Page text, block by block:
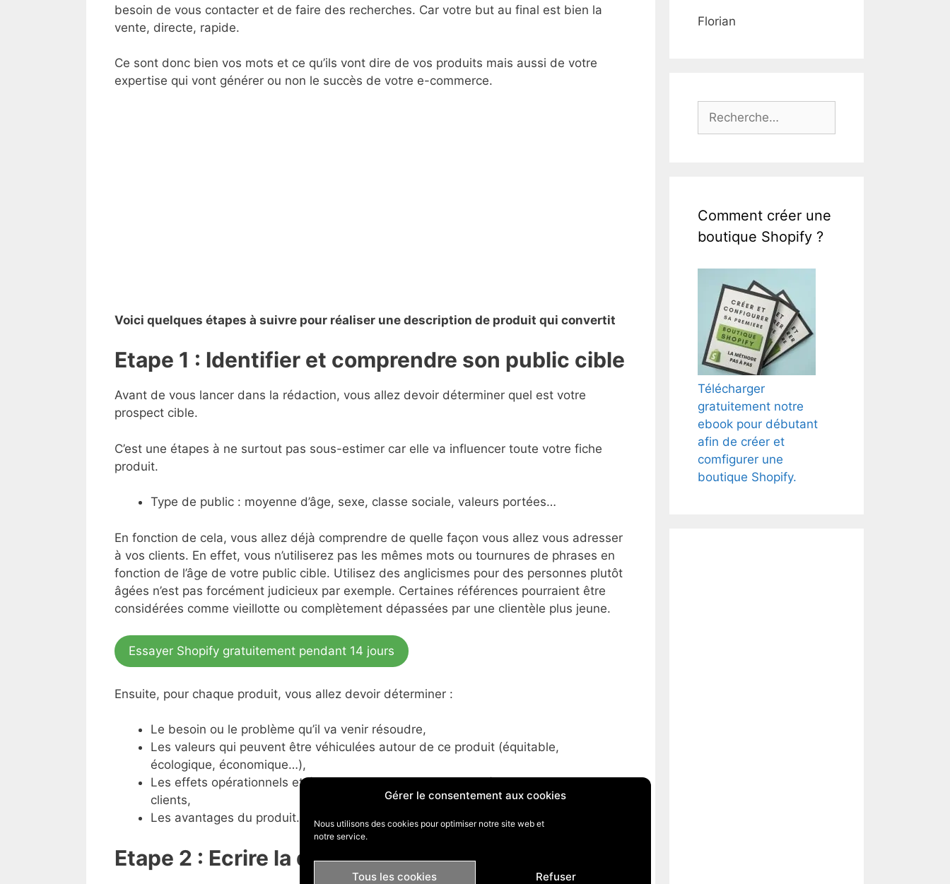
Gérer le consentement aux cookies
Nous utilisons des cookies pour optimiser notre site web et
notre service.
Tous les cookies Refuser
besoin de vous contacter et de faire des recherches. Car votre but au final est bien la
vente, directe, rapide.
Ce sont donc bien vos mots et ce qu’ils vont dire de vos produits mais aussi de votre
expertise qui vont générer ou non le succès de votre e-commerce.
Voici quelques étapes à suivre pour réaliser une description de produit qui convertit
Etape 1 : Identifier et comprendre son public cible
Avant de vous lancer dans la rédaction, vous allez devoir déterminer quel est votre
prospect cible.
C’est une étapes à ne surtout pas sous-estimer car elle va influencer toute votre fiche
produit.
Type de public : moyenne d’âge, sexe, classe sociale, valeurs portées…
En fonction de cela, vous allez déjà comprendre de quelle façon vous allez vous adresser
à vos clients. En effet, vous n’utiliserez pas les mêmes mots ou tournures de phrases en
fonction de l’âge de votre public cible. Utilisez des anglicismes pour des personnes plutôt
âgées n’est pas forcément judicieux par exemple. Certaines références pourraient être
considérées comme vieillotte ou complètement dépassées par une clientèle plus jeune.
Essayer Shopify gratuitement pendant 14 jours
Ensuite, pour chaque produit, vous allez devoir déterminer :
Le besoin ou le problème qu’il va venir résoudre,
Les valeurs qui peuvent être véhiculées autour de ce produit (équitable,
écologique, économique…),
Les effets opérationnels et émotionnels que le produit va déclencher chez les
clients,
Les avantages du produit.
Etape 2 : Ecrire la description
Florian
Rechercher :
Comment créer une
boutique Shopify ?
Télécharger
gratuitement notre
ebook pour débutant
afin de créer et
comfigurer une
boutique Shopify.